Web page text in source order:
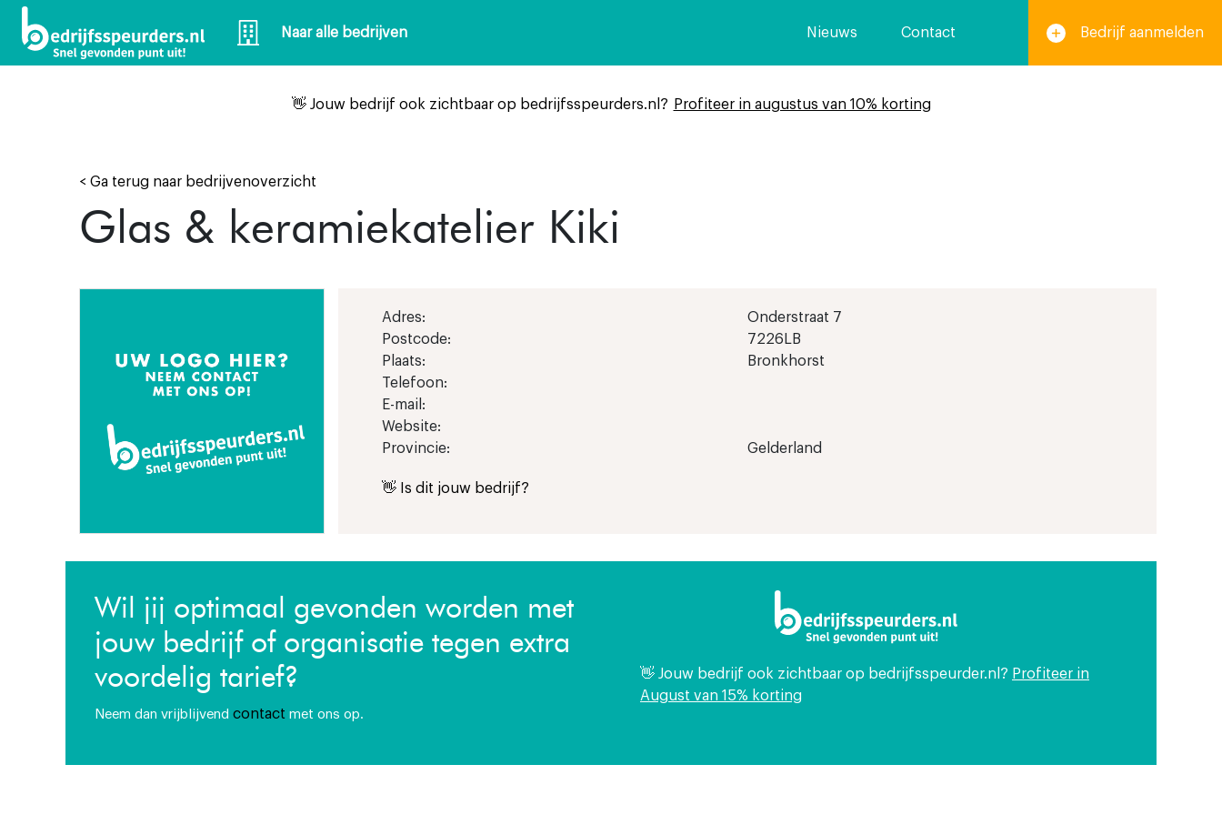
Naar alle bedrijven Nieuws Contact Bedrijf aanmelden
👋 Jouw bedrijf ook zichtbaar op bedrijfsspeurders.nl? Profiteer in augustus van 10% korting
< Ga terug naar bedrijvenoverzicht
Glas & keramiekatelier Kiki
Adres:
Onderstraat 7
Postcode:
7226LB
Plaats:
Bronkhorst
Telefoon:
E-mail:
Website:
Provincie:
Gelderland
👋 Is dit jouw bedrijf?
Wil jij optimaal gevonden worden met
jouw bedrijf of organisatie tegen extra
voordelig tarief?
Neem dan vrijblijvend contact met ons op.
👋 Jouw bedrijf ook zichtbaar op bedrijfsspeurder.nl? Profiteer in
August van 15% korting